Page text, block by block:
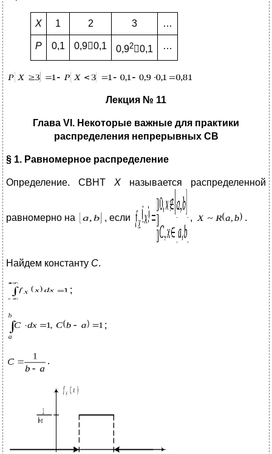
X 1 2 3 …
P 0,1 0,90,1 0,920,1 …
Лекция № 11
Глава VI . Некоторые важные для практики
распределения непрерывных СВ
§ 1. Равномерное распределение
Определение. СВНТ Х называется распределенной
равномерно на , если , .
Найдем константу С.
;
;
.